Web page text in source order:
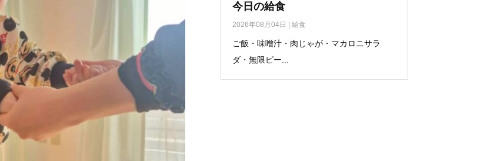
今日の給食
2026年08月04日 給食
ご飯・味噌汁・肉じゃが・マカロニサラ
ダ・無限ピー...